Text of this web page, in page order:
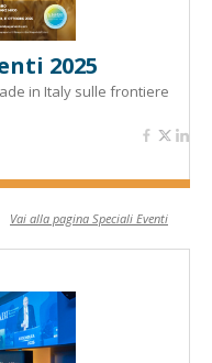
2025
in Italy sulle frontiere
Vai alla pagina Speciali Eventi